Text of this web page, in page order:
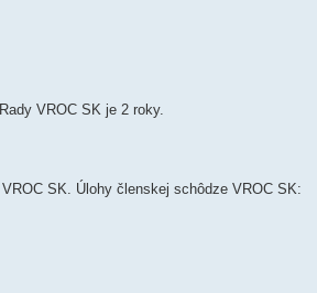
VROC SK je 2 roky.
SK. Úlohy členskej schôdze VROC SK: